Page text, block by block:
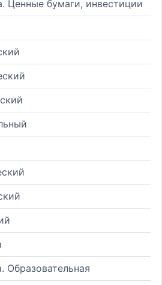
Ценные бумаги, инвестиции
Образовательная